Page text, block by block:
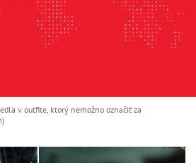
v outfite, ktorý nemožno označiť za